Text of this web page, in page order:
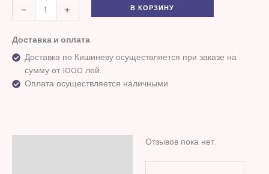
- + В КОРЗИНУ
Доставка и оплата
Доставка по Кишиневу осуществляется при заказе на
сумму от 1000 лей.
Оплата осуществляется наличными
Отзывов пока нет.